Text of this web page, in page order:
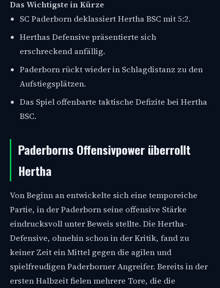
Das Wichtigste in Kürze
SC Paderborn deklassiert Hertha BSC mit 5:2.
Herthas Defensive präsentierte sich
erschreckend anfällig.
Paderborn rückt wieder in Schlagdistanz zu den
Aufstiegsplätzen.
Das Spiel offenbarte taktische Defizite bei Hertha
BSC.
Paderborns Offensivpower überrollt
Hertha
Von Beginn an entwickelte sich eine temporeiche
Partie, in der Paderborn seine offensive Stärke
eindrucksvoll unter Beweis stellte. Die Hertha-
Defensive, ohnehin schon in der Kritik, fand zu
keiner Zeit ein Mittel gegen die agilen und
spielfreudigen Paderborner Angreifer. Bereits in der
ersten Halbzeit fielen mehrere Tore, die die